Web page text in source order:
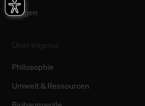
Jungen
Philosophie
Umwelt & Ressourcen